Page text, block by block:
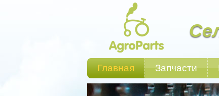
Главная Запчасти